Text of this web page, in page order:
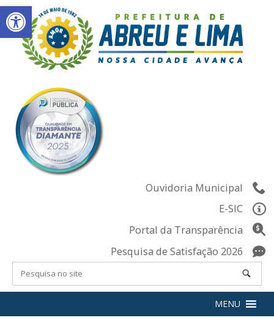
Abrir a barra de ferramentas
Skip
to
content
Ouvidoria Municipal
E-SIC
Portal da Transparência
Pesquisa de Satisfação 2026
MENU